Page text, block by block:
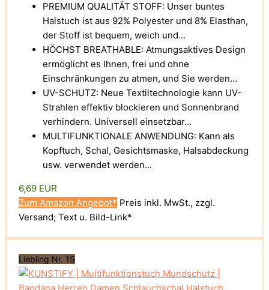
PREMIUM QUALITÄT STOFF: Unser buntes
Halstuch ist aus 92% Polyester und 8% Elasthan,
der Stoff ist bequem, weich und...
HÖCHST BREATHABLE: Atmungsaktives Design
ermöglicht es Ihnen, frei und ohne
Einschränkungen zu atmen, und Sie werden...
UV-SCHUTZ: Neue Textiltechnologie kann UV-
Strahlen effektiv blockieren und Sonnenbrand
verhindern. Universell einsetzbar...
MULTIFUNKTIONALE ANWENDUNG: Kann als
Kopftuch, Schal, Gesichtsmaske, Halsabdeckung
usw. verwendet werden...
6,69 EUR
Zum Amazon Angebot* Preis inkl. MwSt., zzgl.
Versand; Text u. Bild-Link*
Liebling Nr. 15